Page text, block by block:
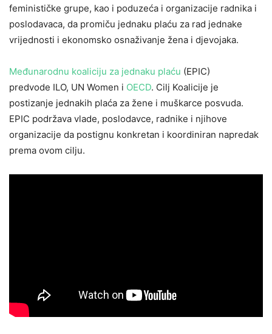
feminističke grupe, kao i poduzeća i organizacije radnika i
poslodavaca, da promiču jednaku plaću za rad jednake
vrijednosti i ekonomsko osnaživanje žena i djevojaka.
Međunarodnu koaliciju za jednaku plaću (EPIC)
predvode ILO, UN Women i OECD. Cilj Koalicije je
postizanje jednakih plaća za žene i muškarce posvuda.
EPIC podržava vlade, poslodavce, radnike i njihove
organizacije da postignu konkretan i koordiniran napredak
prema ovom cilju.